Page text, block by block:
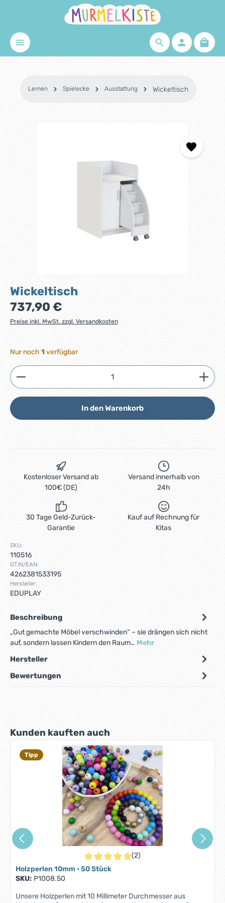
Zum Hauptinhalt springen
Lernen Spielecke Ausstattung Wickeltisch
Wickeltisch
Regulärer Preis:
737,90 €
Preise inkl. MwSt. zzgl. Versandkosten
Nur noch 1 verfügbar
Produkt Anzahl: Gib den gewünschten Wert ein
In den Warenkorb
Kostenloser Versand ab
100€ (DE)
Versand innerhalb von
24h
30 Tage Geld-Zurück-
Garantie
Kauf auf Rechnung für
Kitas
SKU:
110516
GTIN/EAN:
4262381533195
Hersteller:
EDUPLAY
Beschreibung
„Gut gemachte Möbel verschwinden“ – sie drängen sich nicht
auf, sondern lassen Kindern den Raum… Mehr
Hersteller
Bewertungen
Produktgalerie überspringen
Kunden kauften auch
Tipp
Durchschnittliche Bewertung von 5 von 5
(2)
Holzperlen 10mm • 50 Stück
SKU: P1008.50
Unsere Holzperlen mit 10 Millimeter Durchmesser aus